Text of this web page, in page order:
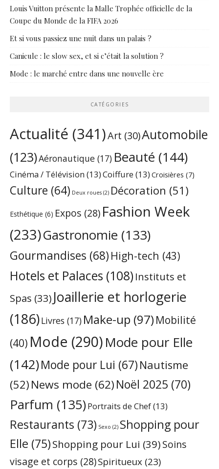
Louis Vuitton présente la Malle Trophée officielle de la
Coupe du Monde de la FIFA 2026
Et si vous passiez une nuit dans un palais ?
Canicule : le slow sex, et si c’était la solution ?
Mode : le marché entre dans une nouvelle ère
CATÉGORIES
Actualité (341)Art (30)Automobile
(123)Aéronautique (17) Beauté (144)
Cinéma / Télévision(13)Coiffure(13) Croisières (7)
Culture (64) Deux roues (2) Décoration (51)
Esthétique (6) Expos (28) Fashion Week
(233)Gastronomie (133)
Gourmandises (68) High-tech (43)
Hotels et Palaces (108) Instituts et
Spas (33) Joaillerie et horlogerie
(186)Livres (17) Make-up (97) Mobilité
(40) Mode (290)Mode pour Elle
(142)Mode pour Lui (67) Nautisme
(52) News mode (62)Noël 2025 (70)
Parfum (135)Portraits de Chef(13)
Restaurants (73) Sexo (2) Shopping pour
Elle (75)Shopping pour Lui (39)Soins
visage et corps (28)Spiritueux (23)